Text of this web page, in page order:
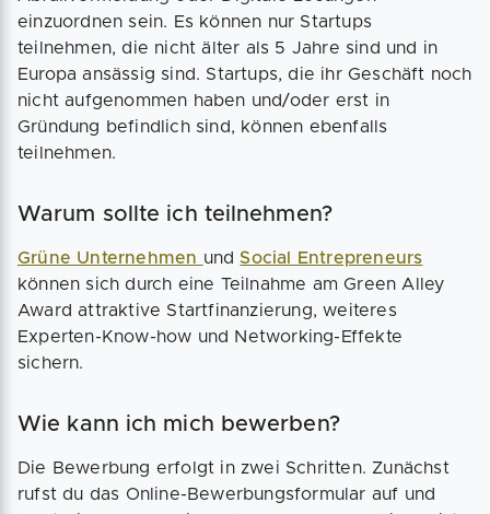
einzuordnen sein. Es können nur Startups
teilnehmen, die nicht älter als 5 Jahre sind und in
Europa ansässig sind. Startups, die ihr Geschäft noch
nicht aufgenommen haben und/oder erst in
Gründung befindlich sind, können ebenfalls
teilnehmen.
Warum sollte ich teilnehmen?
Grüne Unternehmen undSocial Entrepreneurs
können sich durch eine Teilnahme am Green Alley
Award attraktive Startfinanzierung, weiteres
Experten-Know-how und Networking-Effekte
sichern.
Wie kann ich mich bewerben?
Die Bewerbung erfolgt in zwei Schritten. Zunächst
rufst du das Online-Bewerbungsformular auf und